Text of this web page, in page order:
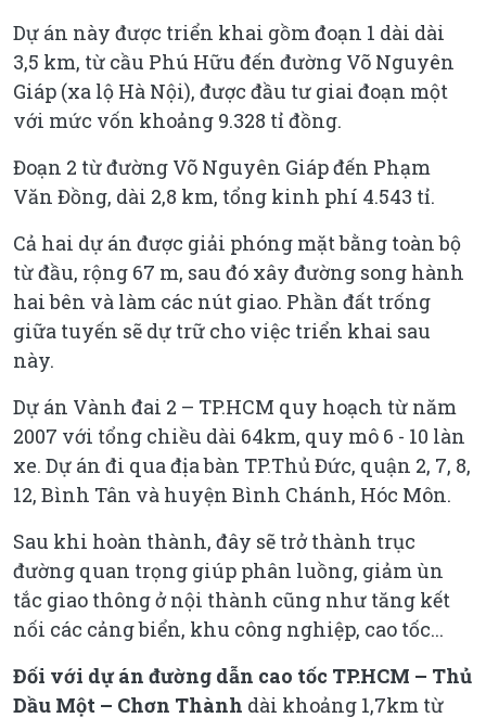
Dự án này được triển khai gồm đoạn 1 dài dài
3,5 km, từ cầu Phú Hữu đến đường Võ Nguyên
Giáp (xa lộ Hà Nội), được đầu tư giai đoạn một
với mức vốn khoảng 9.328 tỉ đồng.
Đoạn 2 từ đường Võ Nguyên Giáp đến Phạm
Văn Đồng, dài 2,8 km, tổng kinh phí 4.543 tỉ.
Cả hai dự án được giải phóng mặt bằng toàn bộ
từ đầu, rộng 67 m, sau đó xây đường song hành
hai bên và làm các nút giao. Phần đất trống
giữa tuyến sẽ dự trữ cho việc triển khai sau
này.
Dự án Vành đai 2 – TP.HCM quy hoạch từ năm
2007 với tổng chiều dài 64km, quy mô 6 - 10 làn
xe. Dự án đi qua địa bàn TP.Thủ Đức, quận 2, 7, 8,
12, Bình Tân và huyện Bình Chánh, Hóc Môn.
Sau khi hoàn thành, đây sẽ trở thành trục
đường quan trọng giúp phân luồng, giảm ùn
tắc giao thông ở nội thành cũng như tăng kết
nối các cảng biển, khu công nghiệp, cao tốc...
Đối với dự án đường dẫn cao tốc TP.HCM – Thủ
Dầu Một – Chơn Thành dài khoảng 1,7km từ